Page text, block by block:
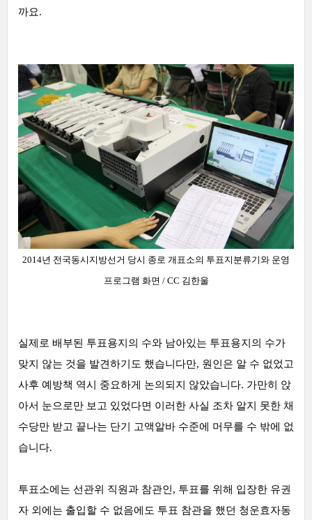
까요.
2014년 전국동시지방선거 당시 종로 개표소의 투표지분류기와 운영
프로그램 화면 / CC 김한울
실제로 배부된 투표용지의 수와 남아있는 투표용지의 수가
맞지 않는 것을 발견하기도 했습니다만, 원인은 알 수 없었고
사후 예방책 역시 중요하게 논의되지 않았습니다. 가만히 앉
아서 눈으로만 보고 있었다면 이러한 사실 조차 알지 못한 채
수당만 받고 끝나는 단기 고액알바 수준에 머무를 수 밖에 없
습니다.
투표소에는 선관위 직원과 참관인, 투표를 위해 입장한 유권
자 외에는 출입할 수 없음에도 투표 참관을 했던 청운효자동